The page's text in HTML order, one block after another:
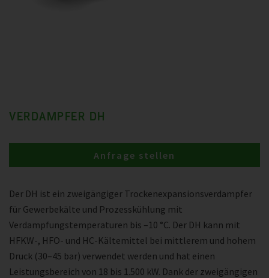
VERDAMPFER DH
Der DH ist ein zweigängiger Trockenexpansionsverdampfer
für Gewerbekälte und Prozesskühlung mit
Verdampfungstemperaturen bis –10 °C. Der DH kann mit
HFKW-, HFO- und HC-Kältemittel bei mittlerem und hohem
Druck (30–45 bar) verwendet werden und hat einen
Leistungsbereich von 18 bis 1.500 kW. Dank der zweigängigen
Anfrage stellen